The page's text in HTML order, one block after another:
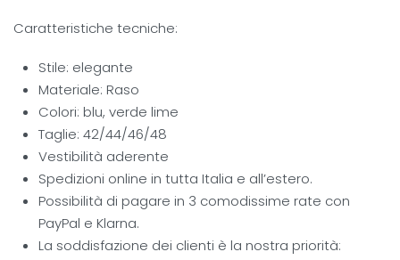
Caratteristiche tecniche:
Stile: elegante
Materiale: Raso
Colori: blu, verde lime
Taglie: 42/44/46/48
Vestibilità aderente
Spedizioni online in tutta Italia e all’estero.
Possibilità di pagare in 3 comodissime rate con
PayPal e Klarna.
La soddisfazione dei clienti è la nostra priorità: